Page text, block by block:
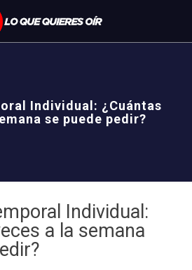
Individual: ¿Cuántas
se puede pedir?
Individual:
a la semana